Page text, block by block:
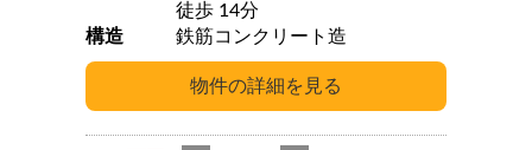
徒歩 14分
構造
鉄筋コンクリート造